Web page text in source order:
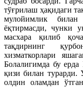
тўғрилаш ҳақидаги
мулойимлик
ёқтирмасди, чунки
масхара қилиб
тақдирнинг
хизматкорлари
Болалигимда бу
қизи билан турарди.
олдин оламдан